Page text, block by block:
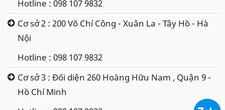
Hotline : 098 107 9832
Cơ sở 2 : 200 Võ Chí Công - Xuân La - Tây Hồ - Hà
Nội
Hotline : 098 107 9832
Cơ sở 3 : Đối diện 260 Hoàng Hữu Nam , Quận 9 -
Hồ Chí Minh